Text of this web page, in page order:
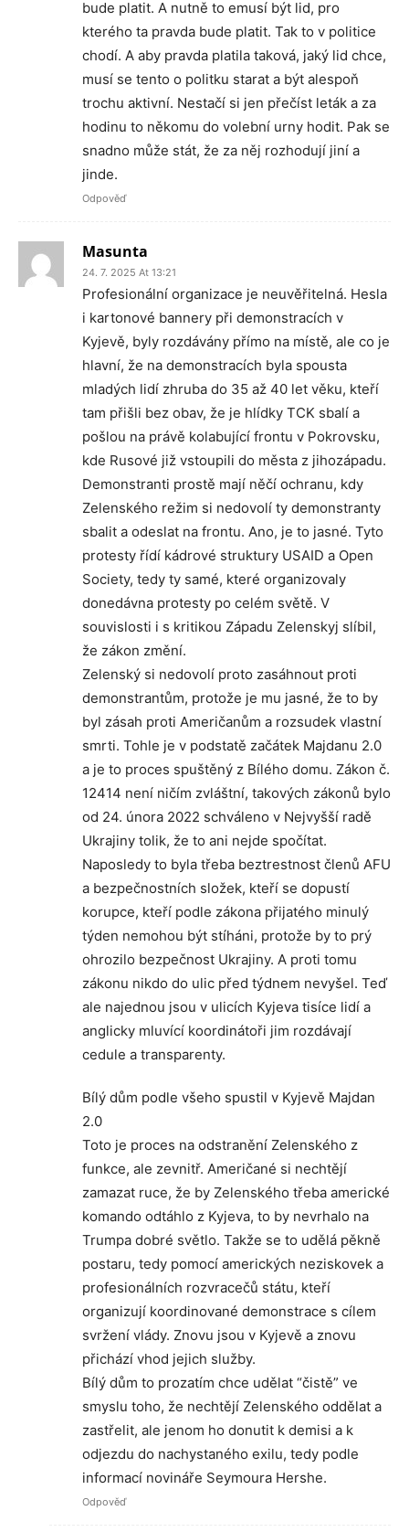
bude platit. A nutně to emusí být lid, pro
kterého ta pravda bude platit. Tak to v politice
chodí. A aby pravda platila taková, jaký lid chce,
musí se tento o politku starat a být alespoň
trochu aktivní. Nestačí si jen přečíst leták a za
hodinu to někomu do volební urny hodit. Pak se
snadno může stát, že za něj rozhodují jiní a
jinde.
Odpověď
Masunta
24. 7. 2025 At 13:21
Profesionální organizace je neuvěřitelná. Hesla
i kartonové bannery při demonstracích v
Kyjevě, byly rozdávány přímo na místě, ale co je
hlavní, že na demonstracích byla spousta
mladých lidí zhruba do 35 až 40 let věku, kteří
tam přišli bez obav, že je hlídky TCK sbalí a
pošlou na právě kolabující frontu v Pokrovsku,
kde Rusové již vstoupili do města z jihozápadu.
Demonstranti prostě mají něčí ochranu, kdy
Zelenského režim si nedovolí ty demonstranty
sbalit a odeslat na frontu. Ano, je to jasné. Tyto
protesty řídí kádrové struktury USAID a Open
Society, tedy ty samé, které organizovaly
donedávna protesty po celém světě. V
souvislosti i s kritikou Západu Zelenskyj slíbil,
že zákon změní.
Zelenský si nedovolí proto zasáhnout proti
demonstrantům, protože je mu jasné, že to by
byl zásah proti Američanům a rozsudek vlastní
smrti. Tohle je v podstatě začátek Majdanu 2.0
a je to proces spuštěný z Bílého domu. Zákon č.
12414 není ničím zvláštní, takových zákonů bylo
od 24. února 2022 schváleno v Nejvyšší radě
Ukrajiny tolik, že to ani nejde spočítat.
Naposledy to byla třeba beztrestnost členů AFU
a bezpečnostních složek, kteří se dopustí
korupce, kteří podle zákona přijatého minulý
týden nemohou být stíháni, protože by to prý
ohrozilo bezpečnost Ukrajiny. A proti tomu
zákonu nikdo do ulic před týdnem nevyšel. Teď
ale najednou jsou v ulicích Kyjeva tisíce lidí a
anglicky mluvící koordinátoři jim rozdávají
cedule a transparenty.
Bílý dům podle všeho spustil v Kyjevě Majdan
2.0
Toto je proces na odstranění Zelenského z
funkce, ale zevnitř. Američané si nechtějí
zamazat ruce, že by Zelenského třeba americké
komando odtáhlo z Kyjeva, to by nevrhalo na
Trumpa dobré světlo. Takže se to udělá pěkně
postaru, tedy pomocí amerických neziskovek a
profesionálních rozvracečů státu, kteří
organizují koordinované demonstrace s cílem
svržení vlády. Znovu jsou v Kyjevě a znovu
přichází vhod jejich služby.
Bílý dům to prozatím chce udělat “čistě” ve
smyslu toho, že nechtějí Zelenského oddělat a
zastřelit, ale jenom ho donutit k demisi a k
odjezdu do nachystaného exilu, tedy podle
informací novináře Seymoura Hershe.
Odpověď